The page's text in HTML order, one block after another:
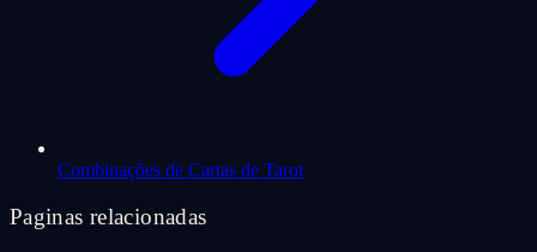
Combinações de Cartas de Tarot
Paginas relacionadas